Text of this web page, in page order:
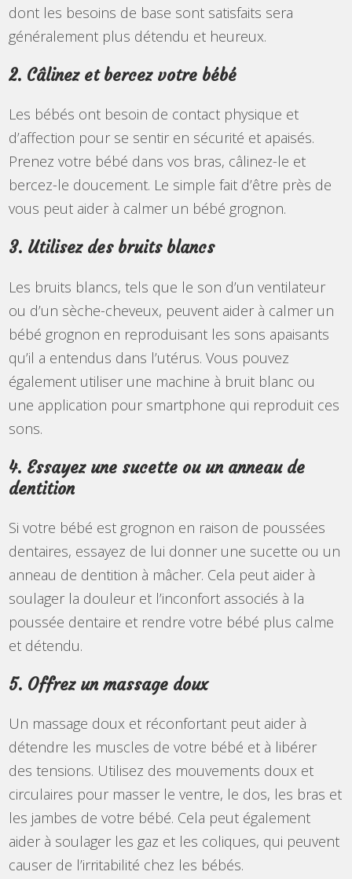
dont les besoins de base sont satisfaits sera
généralement plus détendu et heureux.
2. Câlinez et bercez votre bébé
Les bébés ont besoin de contact physique et
d’affection pour se sentir en sécurité et apaisés.
Prenez votre bébé dans vos bras, câlinez-le et
bercez-le doucement. Le simple fait d’être près de
vous peut aider à calmer un bébé grognon.
3. Utilisez des bruits blancs
Les bruits blancs, tels que le son d’un ventilateur
ou d’un sèche-cheveux, peuvent aider à calmer un
bébé grognon en reproduisant les sons apaisants
qu’il a entendus dans l’utérus. Vous pouvez
également utiliser une machine à bruit blanc ou
une application pour smartphone qui reproduit ces
sons.
4. Essayez une sucette ou un anneau de
dentition
Si votre bébé est grognon en raison de poussées
dentaires, essayez de lui donner une sucette ou un
anneau de dentition à mâcher. Cela peut aider à
soulager la douleur et l’inconfort associés à la
poussée dentaire et rendre votre bébé plus calme
et détendu.
5. Offrez un massage doux
Un massage doux et réconfortant peut aider à
détendre les muscles de votre bébé et à libérer
des tensions. Utilisez des mouvements doux et
circulaires pour masser le ventre, le dos, les bras et
les jambes de votre bébé. Cela peut également
aider à soulager les gaz et les coliques, qui peuvent
causer de l’irritabilité chez les bébés.